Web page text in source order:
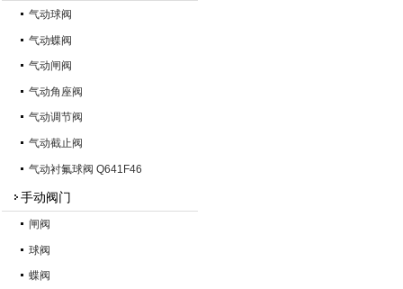
气动球阀
气动蝶阀
气动闸阀
气动角座阀
气动调节阀
气动截止阀
气动衬氟球阀 Q641F46
手动阀门
闸阀
球阀
蝶阀